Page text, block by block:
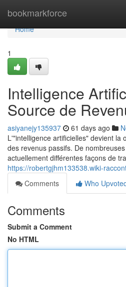
bookmarkforce
Home
Home
1
Intelligence
Source de
asiyanejy135937 61 days ago
L'"intelligence artificielles" devient la
des revenus passifs. De
actuellement différentes façons de
https://robertgjhm133538.wiki-
Comments
Who
Comments
Submit a Comment
No HTML